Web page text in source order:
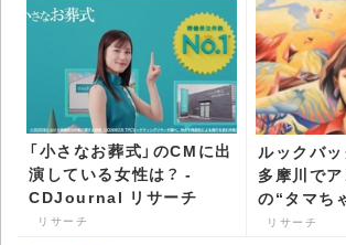
「小さなお葬式」のCMに出
演している女性は？ -
CDJournal リサーチ
リサーチ
ルックバ
多摩川で
の“タマち
リサーチ